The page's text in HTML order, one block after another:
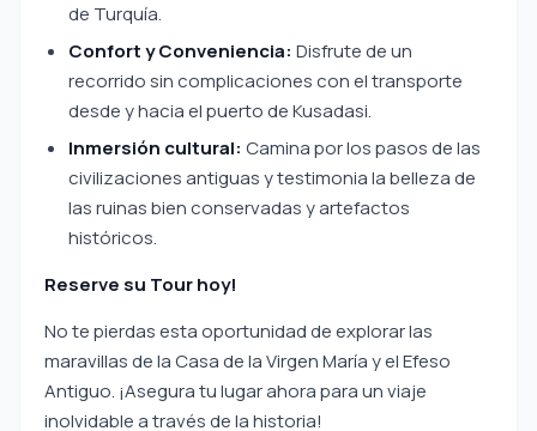
de Turquía.
Confort y Conveniencia: Disfrute de un
recorrido sin complicaciones con el transporte
desde y hacia el puerto de Kusadasi.
Inmersión cultural: Camina por los pasos de las
civilizaciones antiguas y testimonia la belleza de
las ruinas bien conservadas y artefactos
históricos.
Reserve su Tour hoy!
No te pierdas esta oportunidad de explorar las
maravillas de la Casa de la Virgen María y el Efeso
Antiguo. ¡Asegura tu lugar ahora para un viaje
inolvidable a través de la historia!